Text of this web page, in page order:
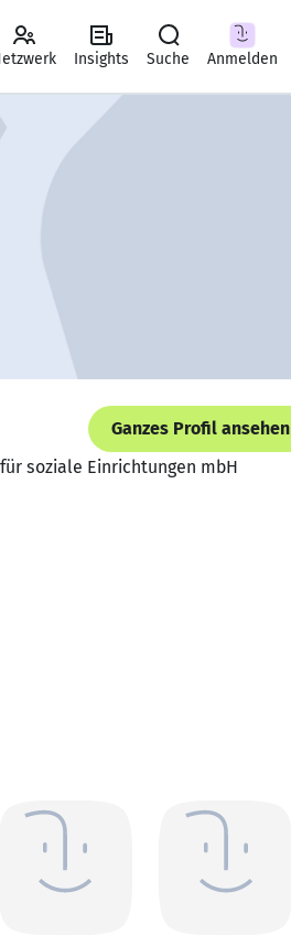
Insights Suche Anmelden
Ganzes Profil ansehen
soziale Einrichtungen mbH